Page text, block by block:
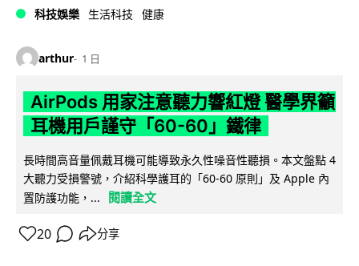
科技娛樂 生活科技 健康
arthur 1 日
AirPods 用家注意聽力響紅燈 醫學界籲
耳機用戶謹守「60-60」鐵律
長時間高音量佩戴耳機可能導致永久性噪音性聽損。本文盤點 4
大聽力受損警號，介紹科學護耳的「60-60 原則」及 Apple 內
置防護功能，...
閱讀全文
20 分享